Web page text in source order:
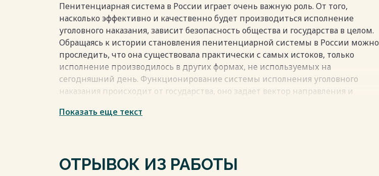
Пенитенциарная система в России играет очень важную роль. От того,
насколько эффективно и качественно будет производиться исполнение
уголовного наказания, зависит безопасность общества и государства в целом.
Обращаясь к истории становления пенитенциарной системы в России можно
проследить, что она существовала практически с самых истоков, только
исполнение производилось в других формах, не используемых на
сегодняшний день. Функционирование системы исполнения уголовного
наказания происходит от государства, оно задает вектор направления и
Цель дипломной работы– проведение обширного исследования в области
Задачи, которые необходимо выполнить в рамках выпускной
Показать еще текст
ОТРЫВОК ИЗ РАБОТЫ